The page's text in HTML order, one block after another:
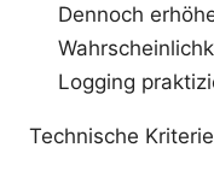
Dennoch
Logging
Technische